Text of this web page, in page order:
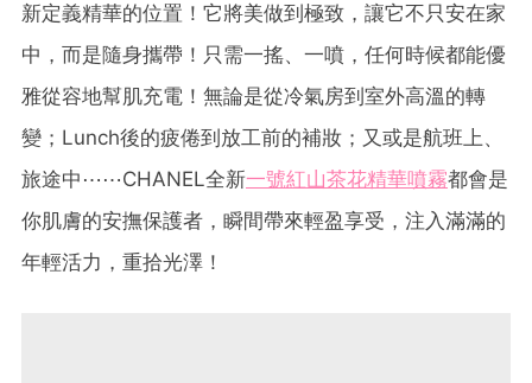
新定義精華的位置！它將美做到極致，讓它不只安在家
中，而是隨身攜帶！只需一搖、一噴，任何時候都能優
雅從容地幫肌充電！無論是從冷氣房到室外高溫的轉
變；Lunch後的疲倦到放工前的補妝；又或是航班上、
旅途中⋯⋯CHANEL全新一號紅山茶花精華噴霧都會是
你肌膚的安撫保護者，瞬間帶來輕盈享受，注入滿滿的
年輕活力，重拾光澤！